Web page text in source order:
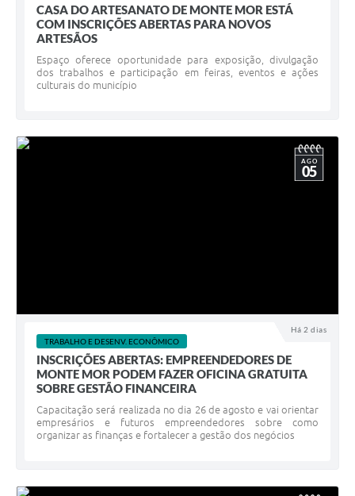
CASA DO ARTESANATO DE MONTE MOR ESTÁ
COM INSCRIÇÕES ABERTAS PARA NOVOS
ARTESÃOS
Espaço oferece oportunidade para exposição, divulgação
dos trabalhos e participação em feiras, eventos e ações
culturais do município
Há 2 dias
AGO
05
TRABALHO E DESENV. ECONÔMICO
INSCRIÇÕES ABERTAS: EMPREENDEDORES DE
MONTE MOR PODEM FAZER OFICINA GRATUITA
SOBRE GESTÃO FINANCEIRA
Capacitação será realizada no dia 26 de agosto e vai orientar
empresários e futuros empreendedores sobre como
organizar as finanças e fortalecer a gestão dos negócios